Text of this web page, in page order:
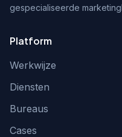
gespecialiseerde
Platform
Werkwijze
Diensten
Bureaus
Cases